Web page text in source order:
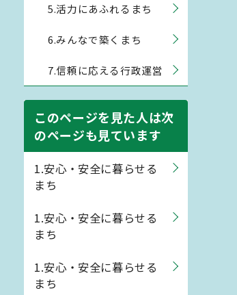
5.活力にあふれるまち
6.みんなで築くまち
7.信頼に応える行政運営
このページを見た人は次
のページも見ています
1.安心・安全に暮らせる
まち
1.安心・安全に暮らせる
まち
1.安心・安全に暮らせる
まち